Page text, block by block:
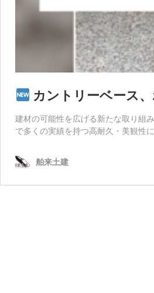
カントリーベース
建材の可能性を広げる新たな取り組
で多くの実績を持つ高耐久・美観性
舶来土建